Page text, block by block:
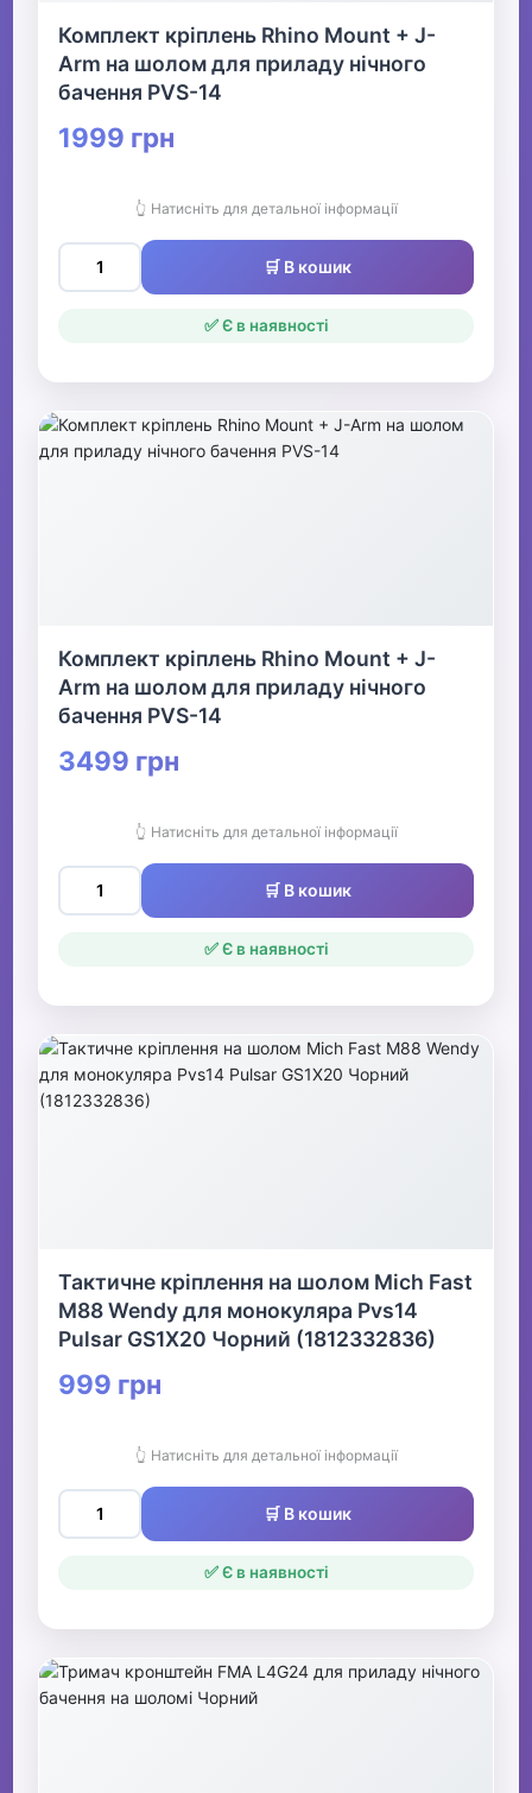
Комплект кріплень Rhino Mount + J-
Arm на шолом для приладу нічного
бачення PVS-14
1999 грн
👆 Натисніть для детальної інформації
🛒 В кошик
✅ Є в наявності
Комплект кріплень Rhino Mount + J-
Arm на шолом для приладу нічного
бачення PVS-14
3499 грн
👆 Натисніть для детальної інформації
🛒 В кошик
✅ Є в наявності
Тактичне кріплення на шолом Mich Fast
M88 Wendy для монокуляра Pvs14
Pulsar GS1X20 Чорний (1812332836)
999 грн
👆 Натисніть для детальної інформації
🛒 В кошик
✅ Є в наявності